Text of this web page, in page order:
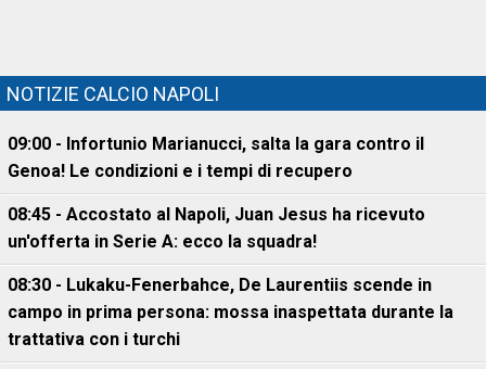
NOTIZIE CALCIO NAPOLI
09:00 - Infortunio Marianucci, salta la gara contro il
Genoa! Le condizioni e i tempi di recupero
08:45 - Accostato al Napoli, Juan Jesus ha ricevuto
un'offerta in Serie A: ecco la squadra!
08:30 - Lukaku-Fenerbahce, De Laurentiis scende in
campo in prima persona: mossa inaspettata durante la
trattativa con i turchi